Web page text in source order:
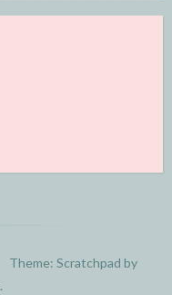
Theme: Scratchpad by
.